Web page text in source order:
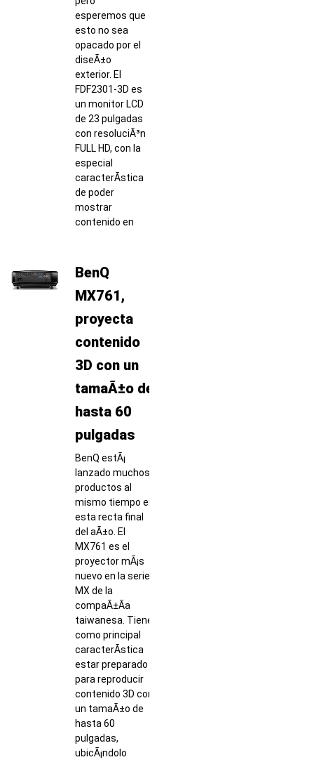
esperemos que
esto no sea
opacado por el
diseÃ±o
exterior. El
FDF2301-3D es
un monitor LCD
de 23 pulgadas
con resoluciÃ³n
FULL HD, con la
especial
caracterÃ­stica
de poder
mostrar
contenido en
BenQ
MX761,
proyecta
contenido
3D con un
tamaÃ±o de
hasta 60
pulgadas
BenQ estÃ¡
lanzado muchos
productos al
mismo tiempo en
esta recta final
del aÃ±o. El
MX761 es el
proyector mÃ¡s
nuevo en la serie
MX de la
compaÃ±Ã­a
taiwanesa. Tiene
como principal
caracterÃ­stica
estar preparado
para reproducir
contenido 3D con
un tamaÃ±o de
hasta 60
pulgadas,
ubicÃ¡ndolo